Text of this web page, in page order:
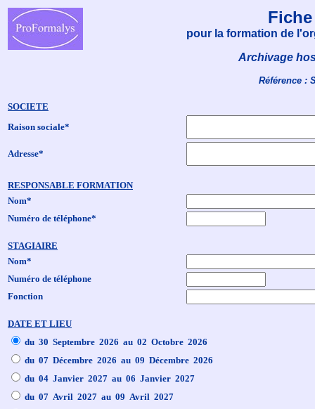
pour la formation de
Archivage
Référence :
SOCIETE
Raison sociale*
Adresse*
RESPONSABLE FORMATION
Nom*
Numéro de téléphone*
STAGIAIRE
Nom*
Numéro de téléphone
Fonction
DATE ET LIEU
du 30 Septembre 2026 au 02 Octobre 2026
du 07 Décembre 2026 au 09 Décembre 2026
du 04 Janvier 2027 au 06 Janvier 2027
du 07 Avril 2027 au 09 Avril 2027